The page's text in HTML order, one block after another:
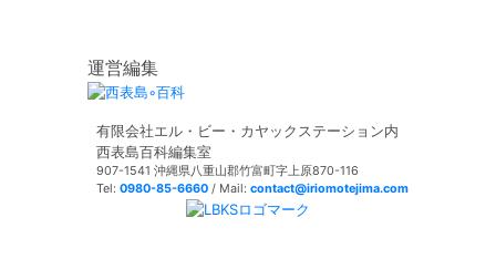
運営編集
有限会社エル・ビー・カヤックステーション内
西表島百科編集室
907-1541 沖縄県八重山郡竹富町字上原870-116
Tel: 0980-85-6660 / Mail: contact@iriomotejima.com